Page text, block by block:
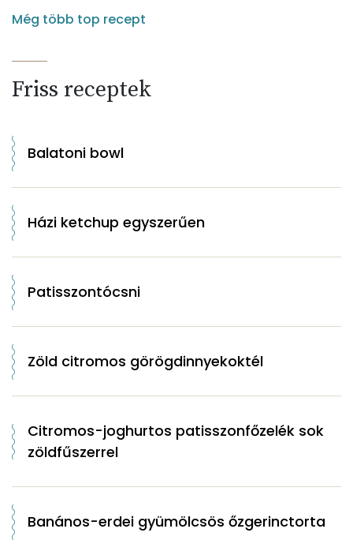
Még több top recept
Friss receptek
Balatoni bowl
Házi ketchup egyszerűen
Patisszontócsni
Zöld citromos görögdinnyekoktél
Citromos-joghurtos patisszonfőzelék sok
zöldfűszerrel
Banános-erdei gyümölcsös őzgerinctorta